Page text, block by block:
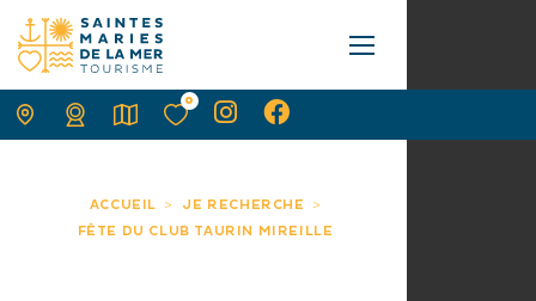
ACCUEIL
JE RECHERCHE
FÊTE DU CLUB TAURIN MIREILLE
0